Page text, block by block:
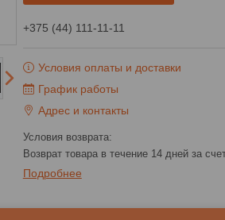
+375 (44) 111-11-11
Условия оплаты и доставки
График работы
Адрес и контакты
возврат товара в течение 14 дней за
Подробнее